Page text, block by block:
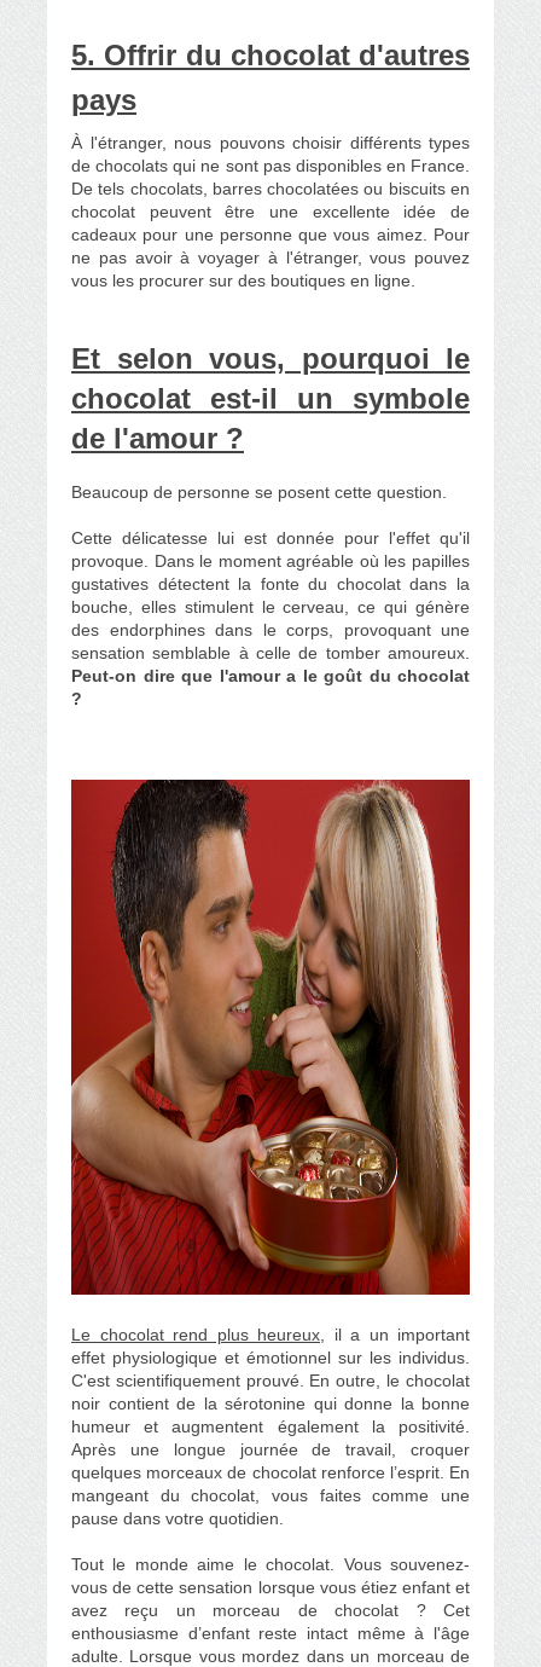
5. Offrir du chocolat d'autres
pays
À l'étranger, nous pouvons choisir différents types
de chocolats qui ne sont pas disponibles en France.
De tels chocolats, barres chocolatées ou biscuits en
chocolat peuvent être une excellente idée de
cadeaux pour une personne que vous aimez. Pour
ne pas avoir à voyager à l'étranger, vous pouvez
vous les procurer sur des boutiques en ligne.
Et selon vous, pourquoi le
chocolat est-il un symbole
de l'amour ?
Beaucoup de personne se posent cette question.
Cette délicatesse lui est donnée pour l'effet qu'il
provoque. Dans le moment agréable où les papilles
gustatives détectent la fonte du chocolat dans la
bouche, elles stimulent le cerveau, ce qui génère
des endorphines dans le corps, provoquant une
sensation semblable à celle de tomber amoureux.
Peut-on dire que l'amour a le goût du chocolat
?
Le chocolat rend plus heureux , il a un important
effet physiologique et émotionnel sur les individus.
C'est scientifiquement prouvé. En outre, le chocolat
noir contient de la sérotonine qui donne la bonne
humeur et augmentent également la positivité.
Après une longue journée de travail, croquer
quelques morceaux de chocolat renforce l’esprit. En
mangeant du chocolat, vous faites comme une
pause dans votre quotidien.
Tout le monde aime le chocolat. Vous souvenez-
vous de cette sensation lorsque vous étiez enfant et
avez reçu un morceau de chocolat ? Cet
enthousiasme d’enfant reste intact même à l'âge
adulte. Lorsque vous mordez dans un morceau de